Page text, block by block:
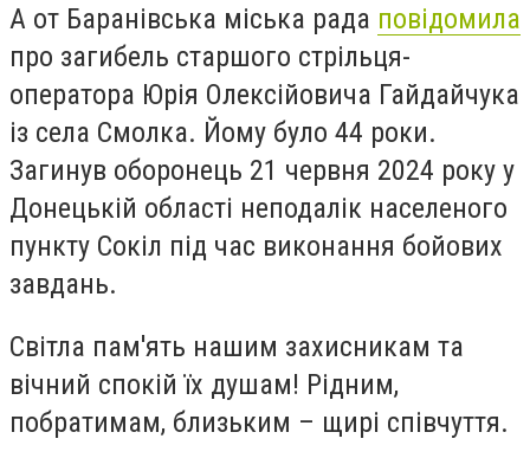
А от Баранівська міська рада повідомила
про загибель старшого стрільця-
оператора Юрія Олексійовича Гайдайчука
із села Смолка. Йому було 44 роки.
Загинув оборонець 21 червня 2024 року у
Донецькій області неподалік населеного
пункту Сокіл під час виконання бойових
завдань.
Світла пам'ять нашим захисникам та
вічний спокій їх душам! Рідним,
побратимам, близьким – щирі співчуття.